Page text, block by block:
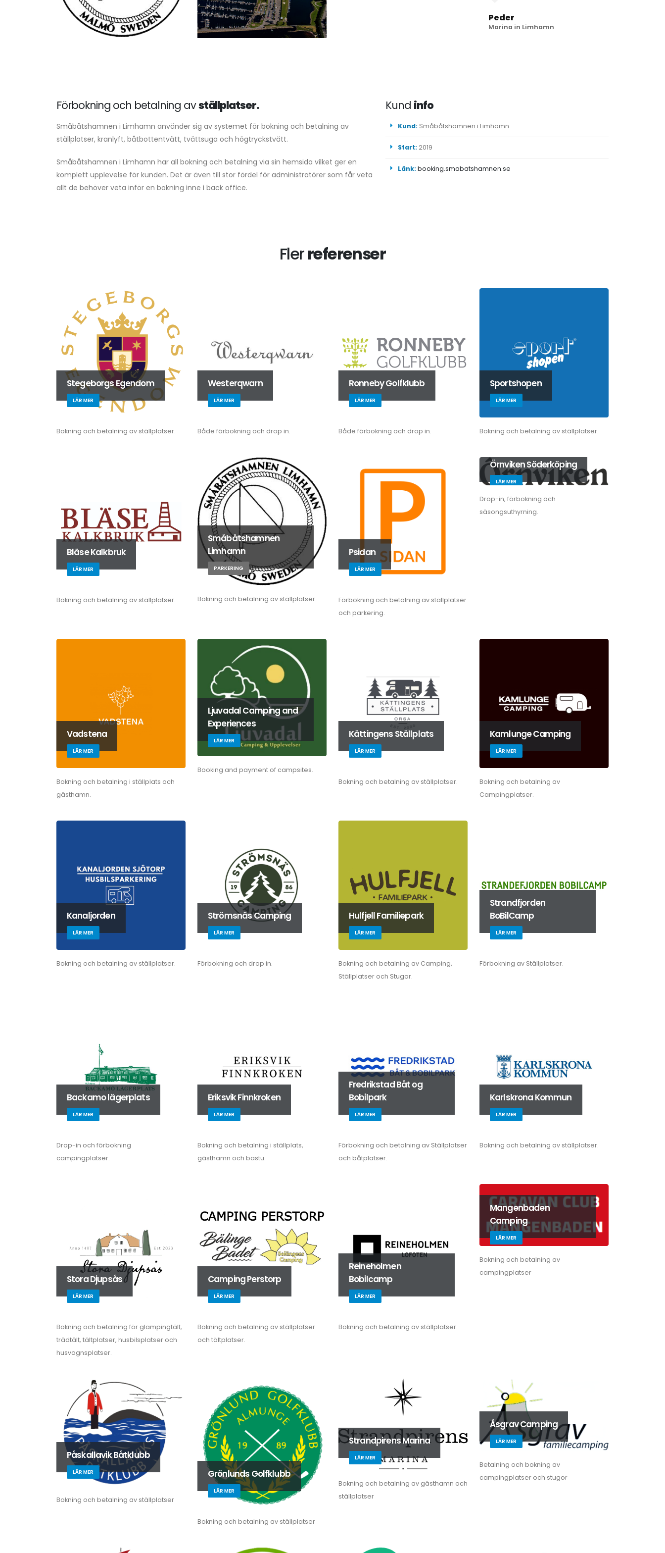
Peder
Marina in Limhamn
Förbokning och betalning avställplatser.
Småbåtshamnen i Limhamn använder sig av systemet för bokning och betalning av
ställplatser, kranlyft, båtbottentvätt, tvättsuga och högtryckstvätt.
Småbåtshamnen i Limhamn har all bokning och betalning via sin hemsida vilket ger en
komplett upplevelse för kunden. Det är även till stor fördel för administratörer som får veta
allt de behöver veta inför en bokning inne i back office.
Kund info
Kund: Småbåtshamnen i Limhamn
Start: 2019
Länk: booking.smabatshamnen.se
Flerreferenser
Stegeborgs Egendom
LÄR MER
Bokning och betalning av ställplatser.
Westerqwarn
LÄR MER
Både förbokning och drop in.
Ronneby Golfklubb
LÄR MER
Både förbokning och drop in.
Sportshopen
LÄR MER
Bokning och betalning av ställplatser.
Bläse Kalkbruk
LÄR MER
Bokning och betalning av ställplatser.
Småbåtshamnen
Limhamn
PARKERING
Bokning och betalning av ställplatser.
Psidan
LÄR MER
Förbokning och betalning av ställplatser
och parkering.
Örnviken Söderköping
LÄR MER
Drop-in, förbokning och
säsongsuthyrning.
Vadstena
LÄR MER
Bokning och betalning i ställplats och
gästhamn.
Ljuvadal Camping and
Experiences
LÄR MER
Booking and payment of campsites.
Kättingens Ställplats
LÄR MER
Bokning och betalning av ställplatser.
Kamlunge Camping
LÄR MER
Bokning och betalning av
Campingplatser.
Kanaljorden
LÄR MER
Bokning och betalning av ställplatser.
Strömsnäs Camping
LÄR MER
Förbokning och drop in.
Hulfjell Familiepark
LÄR MER
Bokning och betalning av Camping,
Ställplatser och Stugor.
Strandfjorden
BoBilCamp
LÄR MER
Förbokning av Ställplatser.
Backamo lägerplats
LÄR MER
Drop-in och förbokning
campingplatser.
Eriksvik Finnkroken
LÄR MER
Bokning och betalning i ställplats,
gästhamn och bastu.
Fredrikstad Båt og
Bobilpark
LÄR MER
Förbokning och betalning av Ställplatser
och båtplatser.
Karlskrona Kommun
LÄR MER
Bokning och betalning av ställplatser.
Stora Djupsås
LÄR MER
Bokning och betalning för glampingtält,
trädtält, tältplatser, husbilsplatser och
husvagnsplatser.
Camping Perstorp
LÄR MER
Bokning och betalning av ställplatser
och tältplatser.
Reineholmen
Bobilcamp
LÄR MER
Bokning och betalning av ställplatser.
Mangenbaden
Camping
LÄR MER
Bokning och betalning av
campingplatser
Påskallavik Båtklubb
LÄR MER
Bokning och betalning av ställplatser
Grönlunds Golfklubb
LÄR MER
Bokning och betalning av ställplatser
Strandpirens Marina
LÄR MER
Bokning och betalning av gästhamn och
ställplatser
Åsgrav Camping
LÄR MER
Betalning och bokning av
campingplatser och stugor